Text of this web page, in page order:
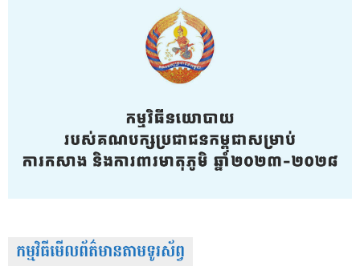
កម្មវិធីមើលព័ត៌មានតាមទូរស័ព្វ